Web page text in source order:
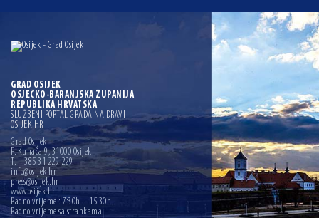
GRAD OSIJEK
OSJEČKO-BARANJSKA ŽUPANIJA
REPUBLIKA HRVATSKA
SLUŽBENI PORTAL GRADA NA DRAVI
OSIJEK.HR
Grad Osijek
F. Kuhača 9, 31000 Osijek
T: +385 31 229 229
info@osijek.hr
press@osijek.hr
www.osijek.hr
Radno vrijeme : 7:30h – 15:30h
Radno vrijeme sa strankama